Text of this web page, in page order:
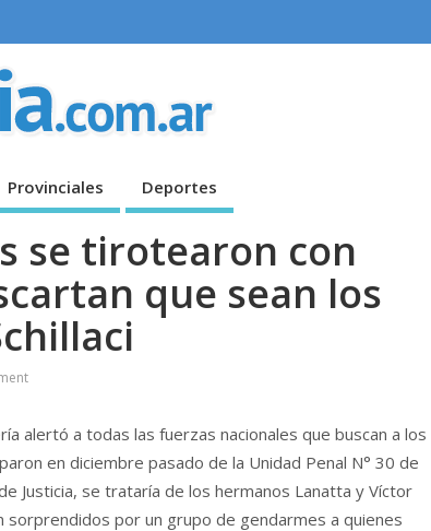
Provinciales Deportes
se tirotearon con
que sean los
alertó a todas las fuerzas nacionales que buscan a los
en diciembre pasado de la Unidad Penal N° 30 de
Justicia, se trataría de los hermanos Lanatta y Víctor
sorprendidos por un grupo de gendarmes a quienes